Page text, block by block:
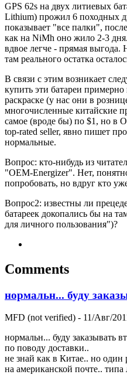
GPS 62s на двух литиевых
Lithium) прожил 6 походных
показывает "все палки",
как на NiMh оно жило 2-3
вдвое легче - прямая выгода.
там реального остатка
В связи с этим возникает
купить эти батареи
раскраске (у нас они в
многочисленные китайские
самое (вроде бы) по $1, но в
top-rated seller, явно пишет
нормальные.
Вопрос: кто-нибудь из
"OEM-Energizer". Нет,
попробовать, но вдруг кто
Вопрос2: известны ли
батареек докопались бы на
для личного пользования")?
Comments
нормальн... буду
MFD (not verified) - 11/Авг/
нормальн... буду заказывать
по поводу доставки..
не знай как в Китае.. но один
на американской почте..